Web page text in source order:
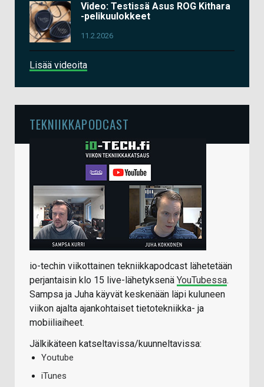
Video: Testissä Asus ROG Kithara
-pelikuulokkeet
11.2.2026
Lisää videoita
TEKNIIKKAPODCAST
io-techin viikottainen tekniikkapodcast lähetetään
perjantaisin klo 15 live-lähetyksenä YouTubessa.
Sampsa ja Juha käyvät keskenään läpi kuluneen
viikon ajalta ajankohtaiset tietotekniikka- ja
mobiiliaiheet.
Jälkikäteen katseltavissa/kuunneltavissa:
Youtube
iTunes